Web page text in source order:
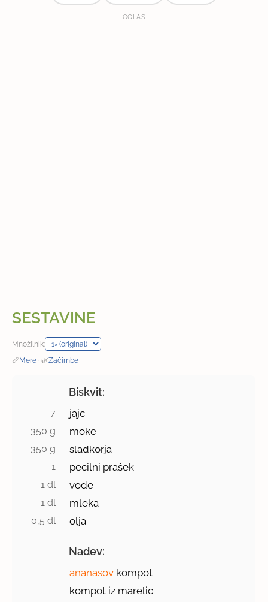
OGLAS
SESTAVINE
Množilnik:
📏Mere · 🌿Začimbe
Biskvit:
7 jajc
350 g moke
350 g sladkorja
1 pecilni prašek
1 dl vode
1 dl mleka
0,5 dl olja
Nadev:
ananasov kompot
kompot iz marelic